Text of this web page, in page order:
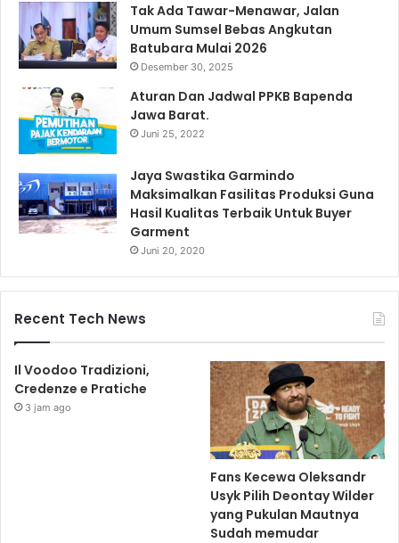
Tak Ada Tawar-Menawar, Jalan
Umum Sumsel Bebas Angkutan
Batubara Mulai 2026
Desember 30, 2025
Aturan Dan Jadwal PPKB Bapenda
Jawa Barat.
Juni 25, 2022
Jaya Swastika Garmindo
Maksimalkan Fasilitas Produksi Guna
Hasil Kualitas Terbaik Untuk Buyer
Garment
Juni 20, 2020
Recent Tech News
Il Voodoo Tradizioni,
Credenze e Pratiche
3 jam ago
Fans Kecewa Oleksandr
Usyk Pilih Deontay Wilder
yang Pukulan Mautnya
Sudah memudar